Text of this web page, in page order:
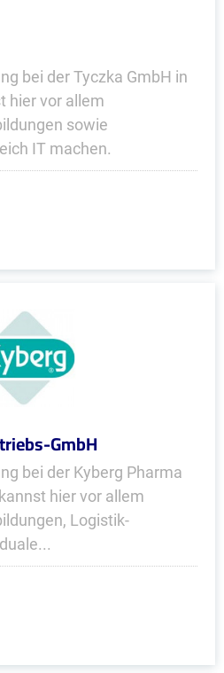
bei der Tyczka GmbH in
hier vor allem
sowie
IT machen.
GmbH
bei der Kyberg Pharma
hier vor allem
Logistik-